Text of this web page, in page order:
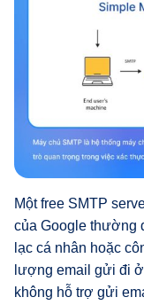
Một free SMTP
của Google thường
lạc cá nhân hoặc
lượng email gửi đi
không hỗ trợ gửi